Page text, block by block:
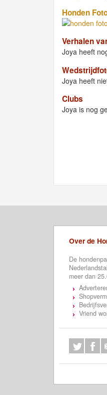
Honden
Verhalen
Joya heeft
Joya heeft
Clubs
Joya is nog
Over de
De
meer dan
Vriend